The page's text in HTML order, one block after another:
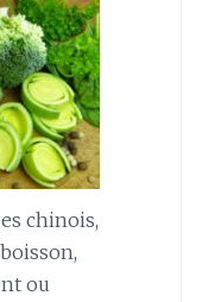
chinois,
ou